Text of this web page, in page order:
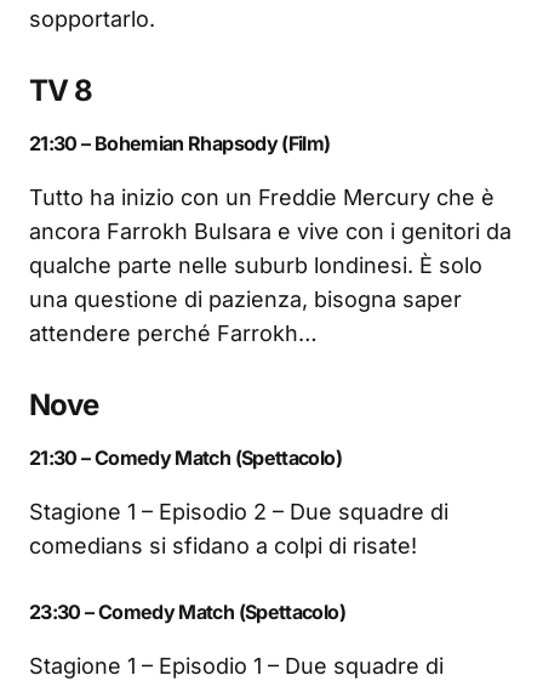
sopportarlo.
TV 8
21:30 – Bohemian Rhapsody (Film)
Tutto ha inizio con un Freddie Mercury che è
ancora Farrokh Bulsara e vive con i genitori da
qualche parte nelle suburb londinesi. È solo
una questione di pazienza, bisogna saper
attendere perché Farrokh…
Nove
21:30 – Comedy Match (Spettacolo)
Stagione 1 – Episodio 2 – Due squadre di
comedians si sfidano a colpi di risate!
23:30 – Comedy Match (Spettacolo)
Stagione 1 – Episodio 1 – Due squadre di